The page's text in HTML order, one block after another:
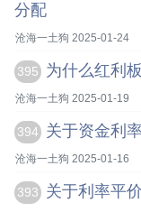
分配
沧海一土狗 2025-01-24
395 为什么红利
沧海一土狗 2025-01-19
394 关于资金利
沧海一土狗 2025-01-16
393 关于利率平